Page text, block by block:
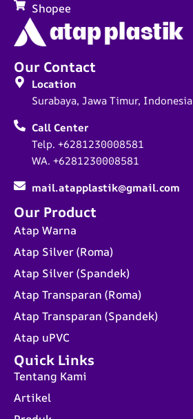
Quick Links
Tentang Kami
Artikel
Our Product
Atap Warna
Atap Silver (Roma)
Atap Silver (Spandek)
Atap Transparan (Roma)
Atap Transparan (Spandek)
Atap uPVC
Our Contact
Location
Surabaya, Jawa Timur, Indonesia
Call Center
Telp. +6281230008581
WA. +6281230008581
mail.atapplastik@gmail.com
Shopee